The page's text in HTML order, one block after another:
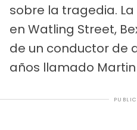
sobre la tragedia.
en Watling Street,
de un conductor de
años llamado